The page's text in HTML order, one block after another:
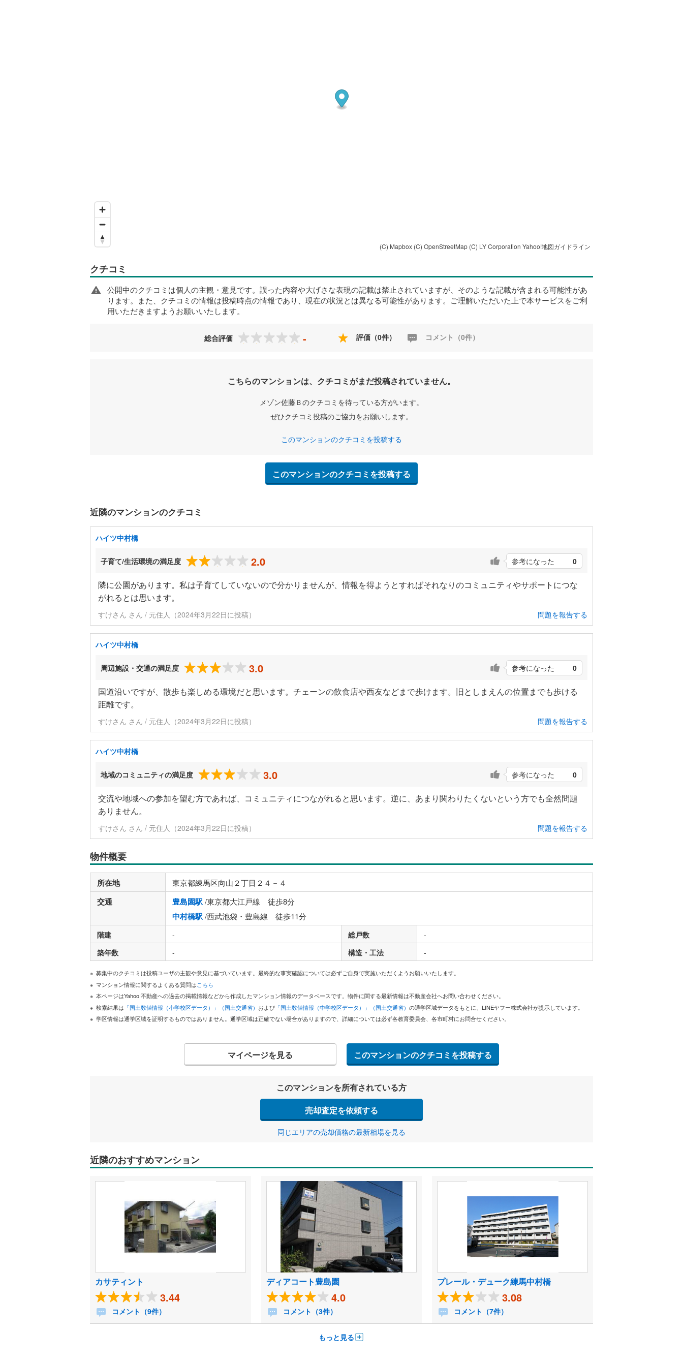
(C) Mapbox (C) OpenStreetMap (C) LY Corporation Yahoo!地図ガイドライン
クチコミ
公開中のクチコミは個人の主観・意見です。誤った内容や大げさな表現の記載は禁止されていますが、そのような記載が含まれる可能性があ
ります。また、クチコミの情報は投稿時点の情報であり、現在の状況とは異なる可能性があります。ご理解いただいた上で本サービスをご利
用いただきますようお願いいたします。
総合評価 - 評価（0件） コメント（0件）
こちらのマンションは、クチコミがまだ投稿されていません。
メゾン佐藤Ｂのクチコミを待っている方がいます。
ぜひクチコミ投稿のご協力をお願いします。
このマンションのクチコミを投稿する
このマンションのクチコミを投稿する
近隣のマンションのクチコミ
ハイツ中村橋
子育て/生活環境の満足度 2.0 参考になった 0
隣に公園があります。私は子育てしていないので分かりませんが、情報を得ようとすればそれなりのコミュニティやサポートにつな
がれるとは思います。
すけさん さん / 元住人（2024年3月22日に投稿） 問題を報告する
ハイツ中村橋
周辺施設・交通の満足度 3.0 参考になった 0
国道沿いですが、散歩も楽しめる環境だと思います。チェーンの飲食店や西友などまで歩けます。旧としまえんの位置までも歩ける
距離です。
すけさん さん / 元住人（2024年3月22日に投稿） 問題を報告する
ハイツ中村橋
地域のコミュニティの満足度 3.0 参考になった 0
交流や地域への参加を望む方であれば、コミュニティにつながれると思います。逆に、あまり関わりたくないという方でも全然問題
ありません。
すけさん さん / 元住人（2024年3月22日に投稿） 問題を報告する
物件概要
所在地 東京都練馬区向山２丁目２４－４
交通 豊島園駅/東京都大江戸線 徒歩8分
中村橋駅/西武池袋・豊島線 徒歩11分
階建 - 総戸数
-
築年数
- 構造・工法 -
募集中のクチコミは投稿ユーザの主観や意見に基づいています。最終的な事実確認については必ずご自身で実施いただくようお願いいたします。
マンション情報に関するよくある質問はこちら
本ページはYahoo!不動産への過去の掲載情報などから作成したマンション情報のデータベースです。物件に関する最新情報は不動産会社へお問い合わせください。
検索結果は 「国土数値情報（小学校区データ）」（国土交通省） および 「国土数値情報（中学校区データ）」（国土交通省） の通学区域データをもとに、LINEヤフー株式会社が提示しています。
学区情報は通学区域を証明するものではありません。通学区域は正確でない場合がありますので、詳細については必ず各教育委員会、各市町村にお問合せください。
マイページを見る このマンションのクチコミを投稿する
このマンションを所有されている方
売却査定を依頼する
同じエリアの売却価格の最新相場を見る
近隣のおすすめマンション
カサティント
3.44
コメント（9件）
ディアコート豊島園
4.0
コメント（3件）
プレール・デューク練馬中村橋
3.08
コメント（7件）
もっと見る